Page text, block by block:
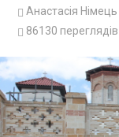
Анастасія Німець
86130 переглядів